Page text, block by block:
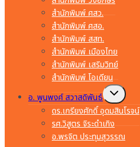
สำนักพิมพ์ ศสว.
สำนักพิมพ์ ศสอ.
สำนักพิมพ์ สสท.
สำนักพิมพ์ เมืองไทย
สำนักพิมพ์ เสริมวิทย์
สำนักพิมพ์ โอเดียน
อ. พูนพงศ์ สวาสดิพันธ์
Toggle
child
menu
ดร.เกรียงศักดิ์ อุดมสินโรจน์
รศ.วิสูตร จิระดำเกิง
อ.พรจิต ประทุมสุวรรณ